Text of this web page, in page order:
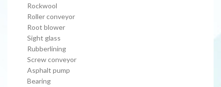
Rockwool
Roller conveyor
Root blower
Sight glass
Rubberlining
Screw conveyor
Asphalt pump
Bearing